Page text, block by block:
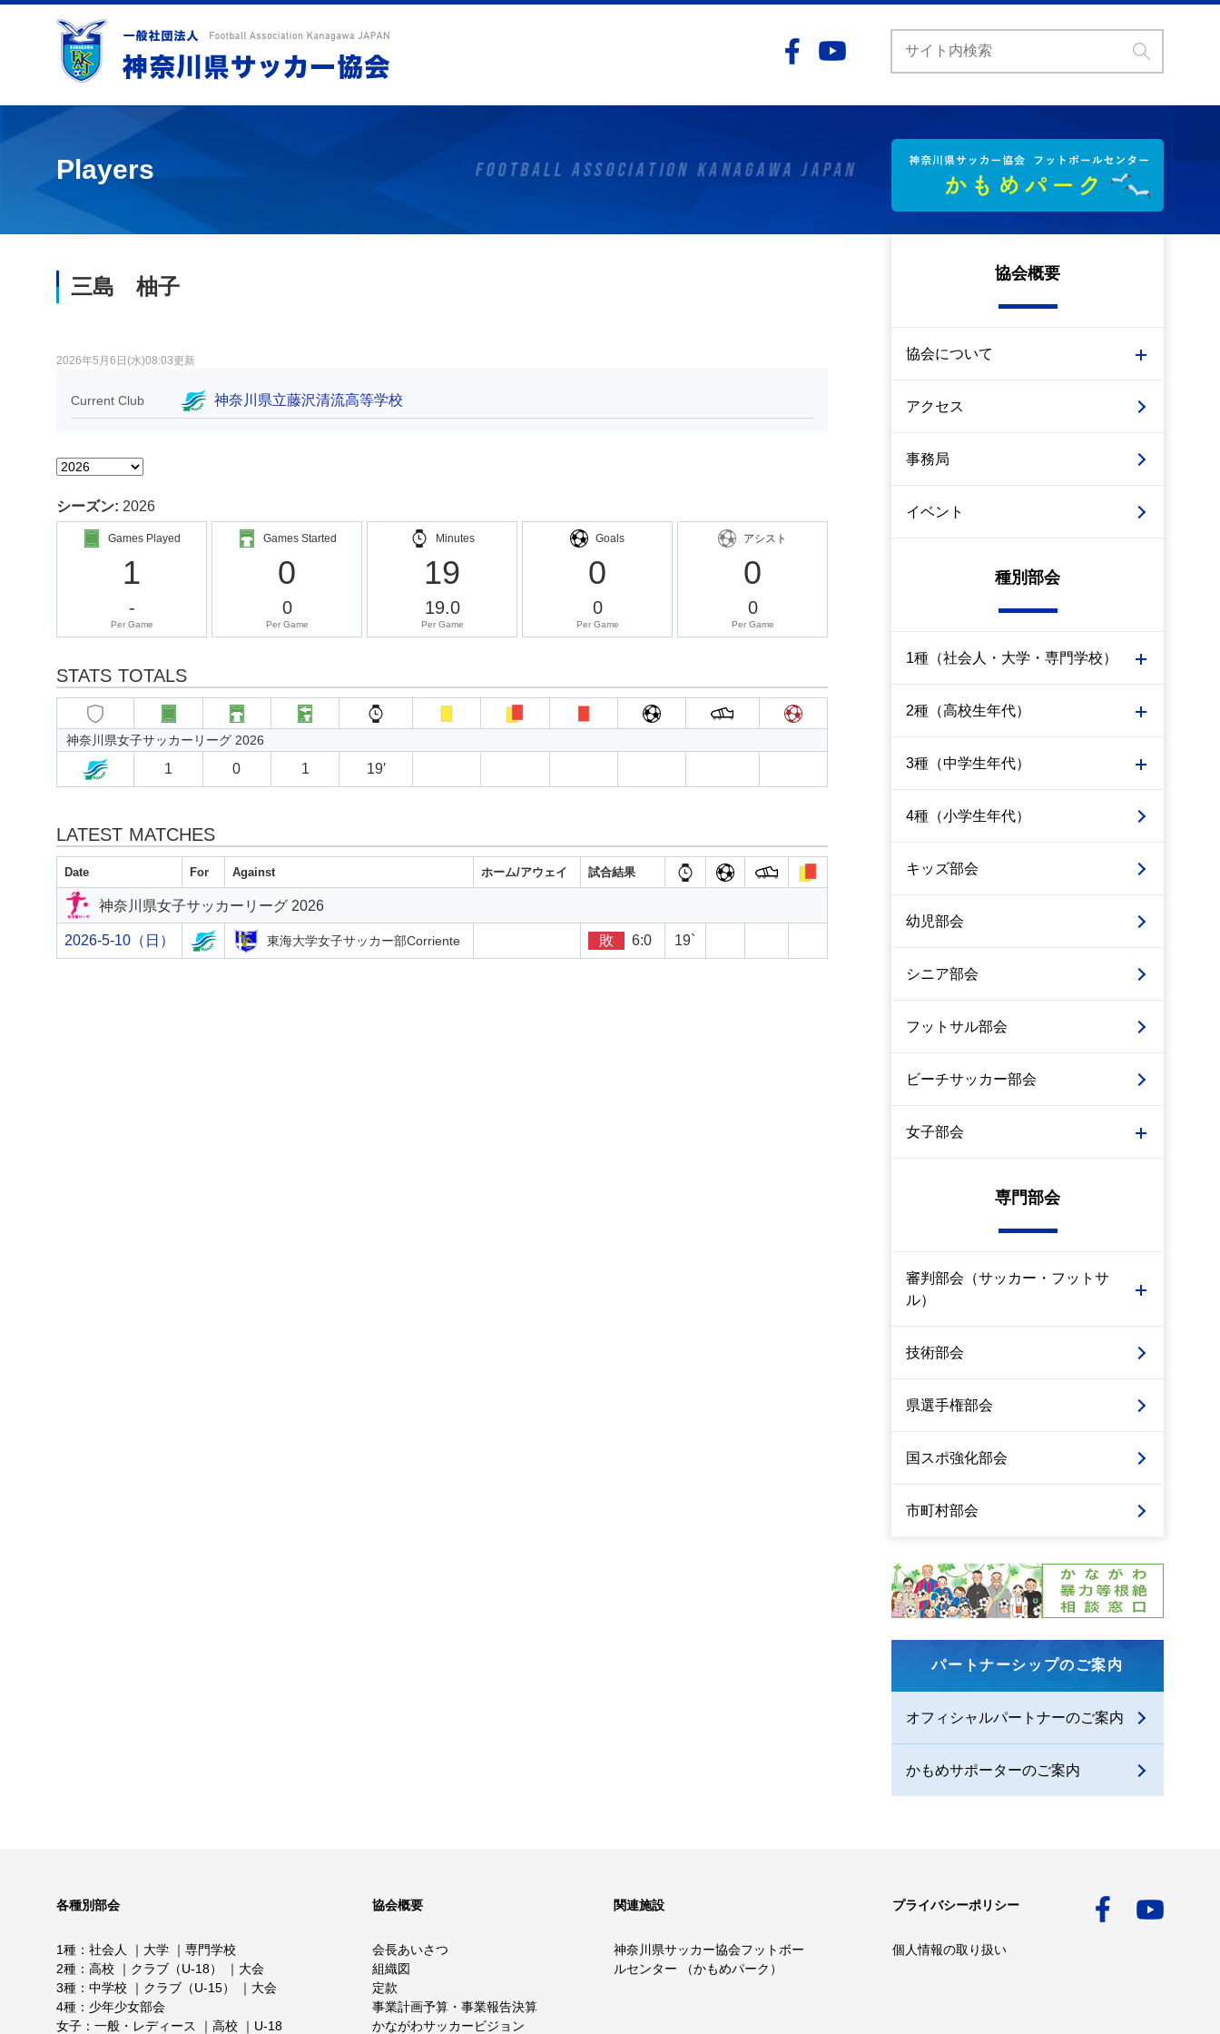
Players
三島 柚⼦
2026年5月6日(水)08:03更新
Current Club 神奈川県立藤沢清流高等学校
シーズン: 2026
Games Played
1
-
Per Game
Games Started
0
0
Per Game
Minutes
19
19.0
Per Game
Goals
0
0
Per Game
アシスト
0
0
Per Game
STATS TOTALS
神奈川県女子サッカーリーグ 2026
1 0 1 19′
LATEST MATCHES
Date For Against ホーム/アウェイ 試合結果
神奈川県女子サッカーリーグ 2026
2026-5-10（日） 東海大学女子サッカー部Corriente 敗 6:0 19`
協会概要
協会について
アクセス
事務局
イベント
種別部会
1種（社会人・大学・専門学校）
2種（高校生年代）
3種（中学生年代）
4種（小学生年代）
キッズ部会
幼児部会
シニア部会
フットサル部会
ビーチサッカー部会
女子部会
専門部会
審判部会（サッカー・フットサ
ル）
技術部会
県選手権部会
国スポ強化部会
市町村部会
パートナーシップのご案内
オフィシャルパートナーのご案内
かもめサポーターのご案内
各種別部会
1種 社会人 大学
専門学校
2種
高校 クラブ（U-18）
大会
3種
中学校 クラブ（U-15）
大会
4種
少年少女部会
女子
一般・レディース 高校 U-18
協会概要
会長あいさつ
組織図
定款
事業計画予算・事業報告決算
かながわサッカービジョン
関連施設
神奈川県サッカー協会フットボー
ルセンター （かもめパーク）
プライバシーポリシー
個人情報の取り扱い